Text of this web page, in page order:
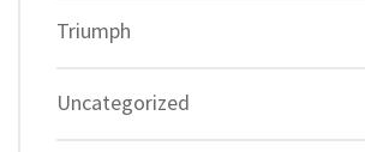
Triumph
Uncategorized